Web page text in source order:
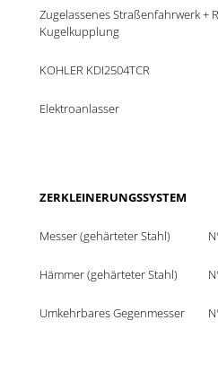
Zugelassenes Straßenfahrwerk +
Kugelkupplung
KOHLER KDI2504TCR
Elektroanlasser
ZERKLEINERUNGSSYSTEM
Messer (gehärteter Stahl)
Hämmer (gehärteter Stahl)
Umkehrbares Gegenmesser